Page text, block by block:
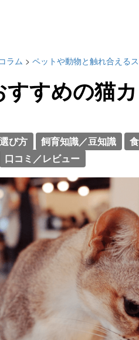
ラム > ペットや動物と触れ合える
すめの猫カ
選び方 飼育知識／豆知識
口コミ／レビュー